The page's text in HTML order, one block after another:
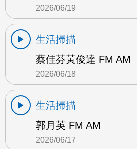
2026/06/19
生活掃描
蔡佳芬黃俊達 FM AM
2026/06/18
生活掃描
郭月英 FM AM
2026/06/17